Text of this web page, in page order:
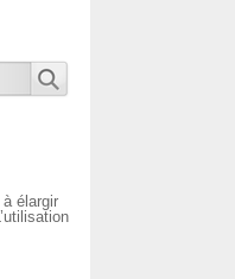
élargir